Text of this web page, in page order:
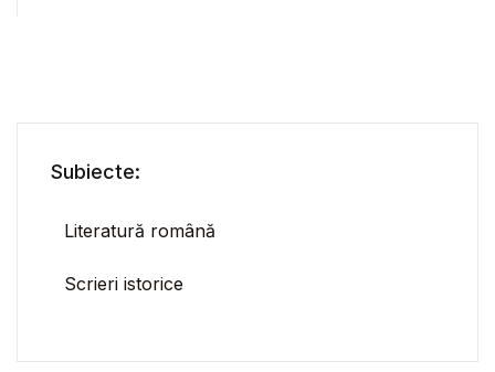
Subiecte:
Literatură română
Scrieri istorice